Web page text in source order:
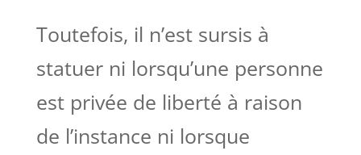
Toutefois, il n’est sursis à
statuer ni lorsqu’une personne
est privée de liberté à raison
de l’instance ni lorsque